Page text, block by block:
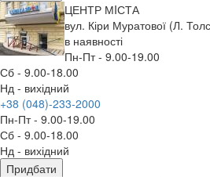
ЦЕНТР МIСТА
вул. Кіри Муратової (Л.
в наявності
Пн-Пт - 9.00-19.00
Сб - 9.00-18.00
Нд - вихідний
+38 (048)-233-2000
Пн-Пт - 9.00-19.00
Сб - 9.00-18.00
Нд - вихідний
Придбати